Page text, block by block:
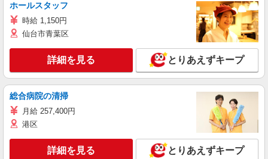
ホールスタッフ
時給 1,150円
仙台市青葉区
詳細を見る とりあえずキープ
総合病院の清掃
月給 257,400円
港区
詳細を見る とりあえずキープ